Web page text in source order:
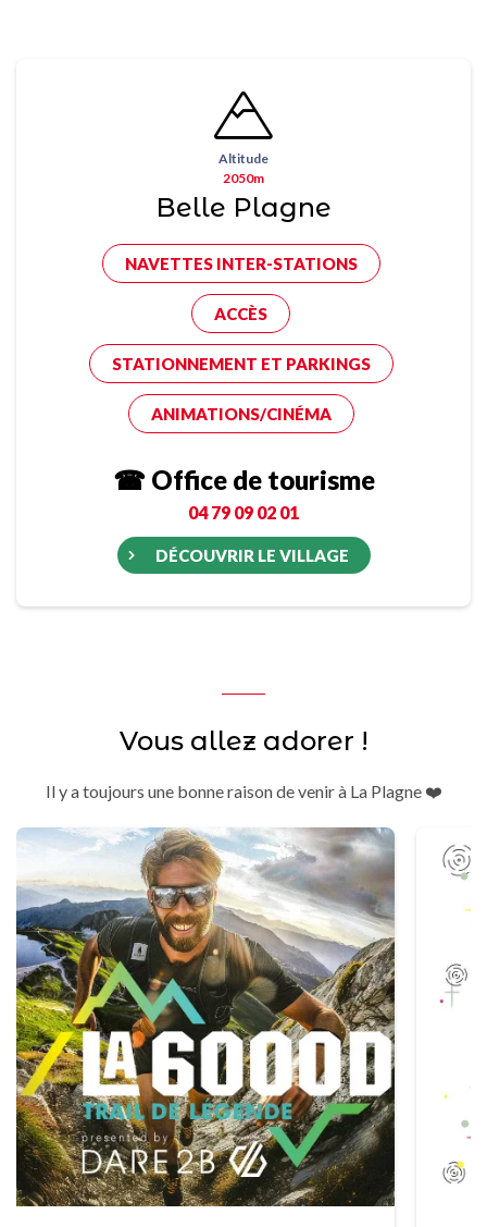
Altitude
2050m
Belle Plagne
NAVETTES INTER-STATIONS
ACCÈS
STATIONNEMENT ET PARKINGS
ANIMATIONS/CINÉMA
☎ Office de tourisme
04 79 09 02 01
DÉCOUVRIR LE VILLAGE
Vous allez adorer !
Il y a toujours une bonne raison de venir à La Plagne ❤️